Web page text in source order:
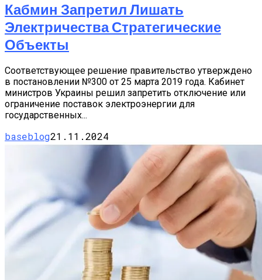
Кабмин Запретил Лишать
Электричества Стратегические
Объекты
Соответствующее решение правительство утверждено
в постановлении №300 от 25 марта 2019 года. Кабинет
министров Украины решил запретить отключение или
ограничение поставок электроэнергии для
государственных...
baseblog21.11.2024